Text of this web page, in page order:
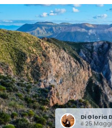
DiGloria
il 25